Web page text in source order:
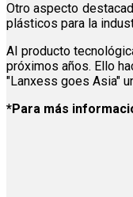
Otro aspecto
plásticos para la
Al producto
próximos años. Ello
"Lanxess goes Asia"
*Para más